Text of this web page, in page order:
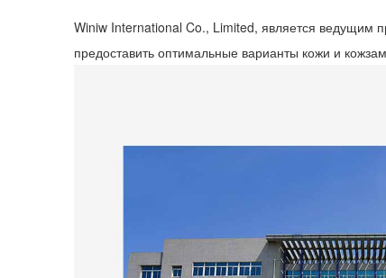
Winiw International Co., Limited, является ведущим
предоставить оптимальные варианты кожи и